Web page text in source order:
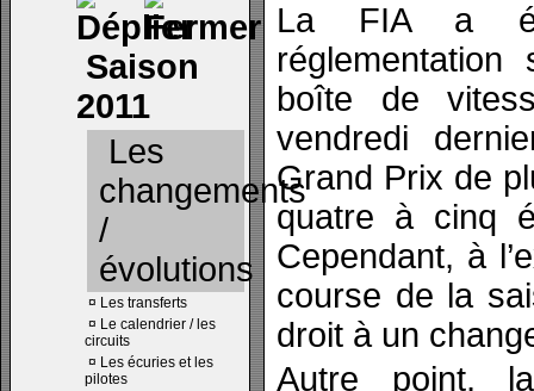
Saison
2011
Les
changements
/
évolutions
¤ Les transferts
¤ Le calendrier / les
circuits
¤ Les écuries et les
pilotes
La FIA a
boîte de
vendredi
Grand Prix de
quatre à cinq
Cependant, à
course de la
droit à un
Autre point,